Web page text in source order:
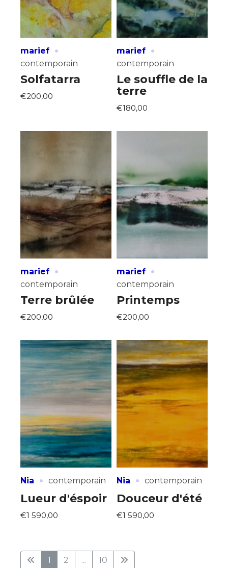
marief ·
contemporain
Solfatarra
€200,00
marief ·
contemporain
Le souffle de la
terre
€180,00
marief ·
contemporain
Terre brûlée
€200,00
marief ·
contemporain
Printemps
€200,00
Nia · contemporain
Lueur d'éspoir
€1 590,00
Nia · contemporain
Douceur d'été
€1 590,00
1 2 ... 10